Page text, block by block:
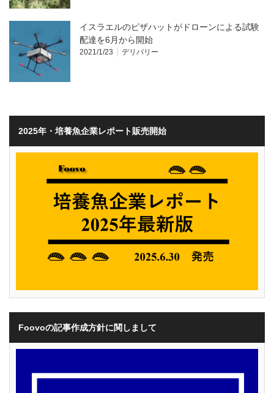
イスラエルのピザハットがドローンによる試験
配達を6月から開始
2021/1/23 デリバリー
2025年・培養魚企業レポート販売開始
Foovoの記事作成方針に関しまして